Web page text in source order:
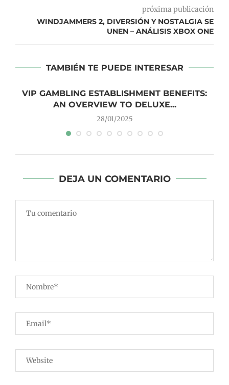
próxima publicación
WINDJAMMERS 2, DIVERSIÓN Y NOSTALGIA SE
UNEN – ANÁLISIS XBOX ONE
TAMBIÉN TE PUEDE INTERESAR
VIP GAMBLING ESTABLISHMENT BENEFITS:
AN OVERVIEW TO DELUXE...
28/01/2025
DEJA UN COMENTARIO